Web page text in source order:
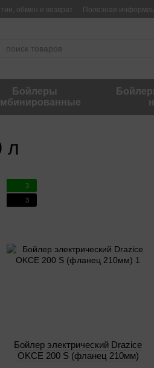
обмен и возврат Полезная
Бойлеры
л
3
3
Бойлер электрический Drazice
OKCE 200 S (фланец 210мм)